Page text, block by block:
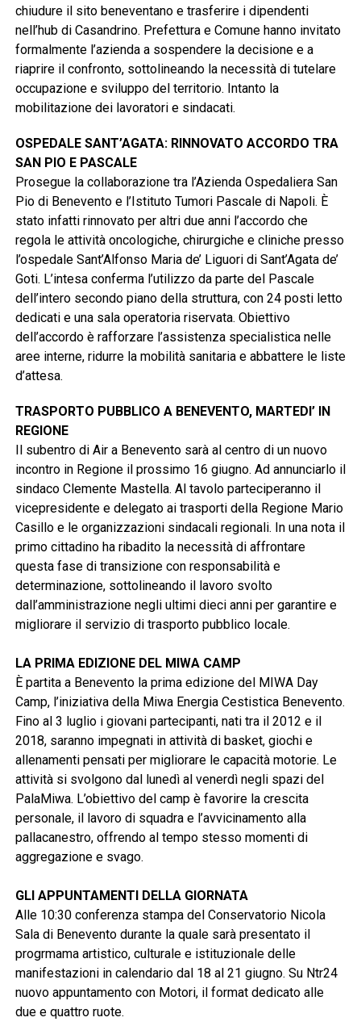
chiudure il sito beneventano e trasferire i dipendenti
nell’hub di Casandrino. Prefettura e Comune hanno invitato
formalmente l’azienda a sospendere la decisione e a
riaprire il confronto, sottolineando la necessità di tutelare
occupazione e sviluppo del territorio. Intanto la
mobilitazione dei lavoratori e sindacati.
OSPEDALE SANT’AGATA: RINNOVATO ACCORDO TRA
SAN PIO E PASCALE
Prosegue la collaborazione tra l’Azienda Ospedaliera San
Pio di Benevento e l’Istituto Tumori Pascale di Napoli. È
stato infatti rinnovato per altri due anni l’accordo che
regola le attività oncologiche, chirurgiche e cliniche presso
l’ospedale Sant’Alfonso Maria de’ Liguori di Sant’Agata de’
Goti. L’intesa conferma l’utilizzo da parte del Pascale
dell’intero secondo piano della struttura, con 24 posti letto
dedicati e una sala operatoria riservata. Obiettivo
dell’accordo è rafforzare l’assistenza specialistica nelle
aree interne, ridurre la mobilità sanitaria e abbattere le liste
d’attesa.
TRASPORTO PUBBLICO A BENEVENTO, MARTEDI’ IN
REGIONE
Il subentro di Air a Benevento sarà al centro di un nuovo
incontro in Regione il prossimo 16 giugno. Ad annunciarlo il
sindaco Clemente Mastella. Al tavolo parteciperanno il
vicepresidente e delegato ai trasporti della Regione Mario
Casillo e le organizzazioni sindacali regionali. In una nota il
primo cittadino ha ribadito la necessità di affrontare
questa fase di transizione con responsabilità e
determinazione, sottolineando il lavoro svolto
dall’amministrazione negli ultimi dieci anni per garantire e
migliorare il servizio di trasporto pubblico locale.
LA PRIMA EDIZIONE DEL MIWA CAMP
È partita a Benevento la prima edizione del MIWA Day
Camp, l’iniziativa della Miwa Energia Cestistica Benevento.
Fino al 3 luglio i giovani partecipanti, nati tra il 2012 e il
2018, saranno impegnati in attività di basket, giochi e
allenamenti pensati per migliorare le capacità motorie. Le
attività si svolgono dal lunedì al venerdì negli spazi del
PalaMiwa. L’obiettivo del camp è favorire la crescita
personale, il lavoro di squadra e l’avvicinamento alla
pallacanestro, offrendo al tempo stesso momenti di
aggregazione e svago.
GLI APPUNTAMENTI DELLA GIORNATA
Alle 10:30 conferenza stampa del Conservatorio Nicola
Sala di Benevento durante la quale sarà presentato il
progrmama artistico, culturale e istituzionale delle
manifestazioni in calendario dal 18 al 21 giugno. Su Ntr24
nuovo appuntamento con Motori, il format dedicato alle
due e quattro ruote.